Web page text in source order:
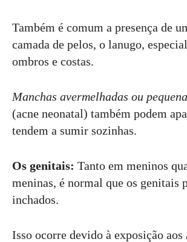
Também é comum a presença de
camada de pelos, o lanugo,
ombros e costas.
Manchas avermelhadas ou
(acne neonatal) também podem
tendem a sumir sozinhas.
Os genitais: Tanto em meninos
meninas, é normal que os genitais
inchados.
Isso ocorre devido à exposição aos